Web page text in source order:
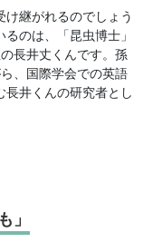
継がれるのでしょう
のは、「昆虫博士」
長井丈くんです。孫
、国際学会での英語
長井くんの研究者とし
」